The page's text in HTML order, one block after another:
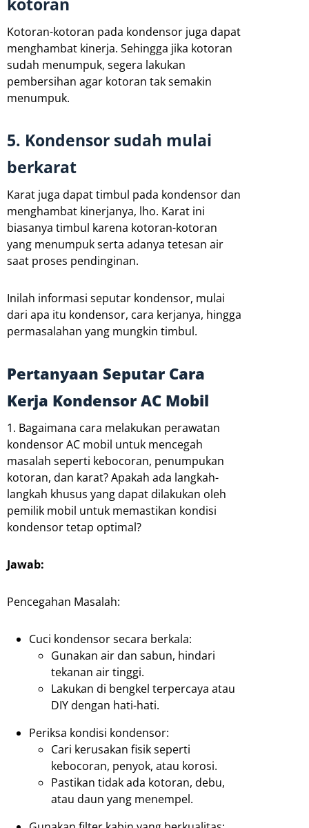
Kotoran-kotoran pada kondensor juga dapat
menghambat kinerja. Sehingga jika kotoran
sudah menumpuk, segera lakukan
pembersihan agar kotoran tak semakin
menumpuk.
5. Kondensor sudah mulai
berkarat
Karat juga dapat timbul pada kondensor dan
menghambat kinerjanya, lho. Karat ini
biasanya timbul karena kotoran-kotoran
yang menumpuk serta adanya tetesan air
saat proses pendinginan.
Inilah informasi seputar kondensor, mulai
dari apa itu kondensor, cara kerjanya, hingga
permasalahan yang mungkin timbul.
Pertanyaan Seputar Cara
Kerja Kondensor AC Mobil
1. Bagaimana cara melakukan perawatan
kondensor AC mobil untuk mencegah
masalah seperti kebocoran, penumpukan
kotoran, dan karat? Apakah ada langkah-
langkah khusus yang dapat dilakukan oleh
pemilik mobil untuk memastikan kondisi
kondensor tetap optimal?
Jawab:
Pencegahan Masalah:
Cuci kondensor secara berkala:
Gunakan air dan sabun, hindari
tekanan air tinggi.
Lakukan di bengkel terpercaya atau
DIY dengan hati-hati.
Periksa kondisi kondensor:
Cari kerusakan fisik seperti
kebocoran, penyok, atau korosi.
Pastikan tidak ada kotoran, debu,
atau daun yang menempel.